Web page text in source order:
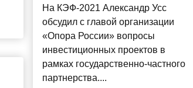
На КЭФ-2021 Александр Усс
обсудил с главой организации
«Опора России» вопросы
инвестиционных проектов в
рамках государственно-частного
партнерства....